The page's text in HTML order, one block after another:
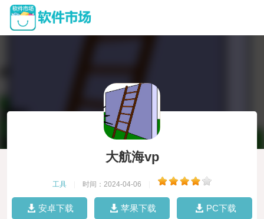
大航海vp
工具 时间：2024-04-06
安卓下载 苹果下载 PC下载